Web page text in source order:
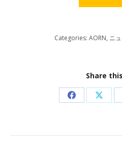
Categories: AORN, ニ
Share
Share
Facebook
Share
X